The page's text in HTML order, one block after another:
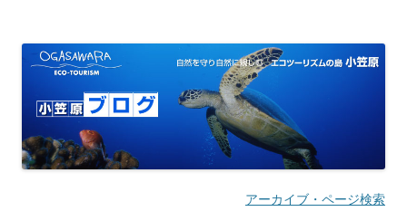
む エコツーリズムの島
アーカイブ・ページ検索